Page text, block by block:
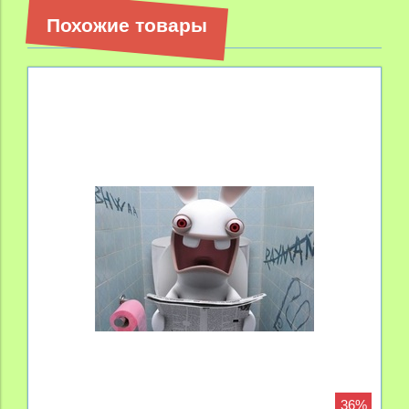
Похожие товары
36%